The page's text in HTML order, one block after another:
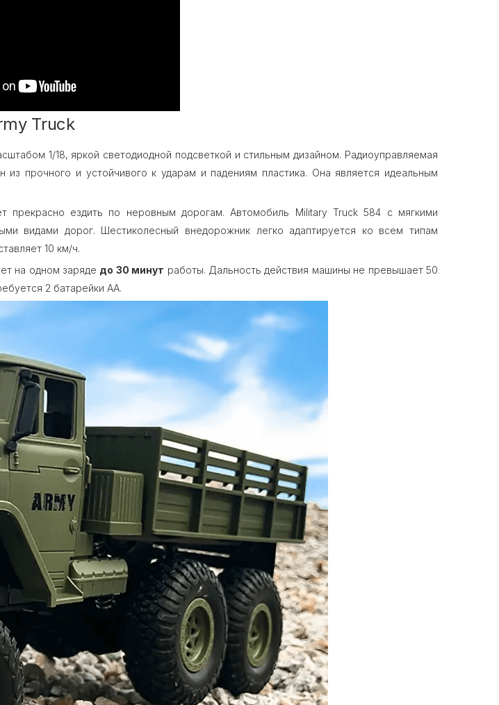
Truck
1/18, яркой светодиодной подсветкой и стильным дизайном. Радиоуправляемая
прочного и устойчивого к ударам и падениям пластика. Она является идеальным
прекрасно ездить по неровным дорогам. Автомобиль Military Truck 584 с мягкими
видами дорог. Шестиколесный внедорожник легко адаптируется ко всем типам
10 км/ч.
на одном заряде до 30 минут работы. Дальность действия машины не превышает 50
2 батарейки AA.